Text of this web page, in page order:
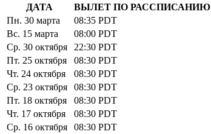
ДАТА
ВЫЛЕТ ПО РАССПИСАНИЮ
Пн. 30 марта
08:35 PDT
Вс. 15 марта
08:00 PDT
Ср. 30 октября
22:30 PDT
Пт. 25 октября
08:30 PDT
Чт. 24 октября
08:30 PDT
Ср. 23 октября
08:30 PDT
Пт. 18 октября
08:30 PDT
Чт. 17 октября
08:30 PDT
Ср. 16 октября
08:30 PDT